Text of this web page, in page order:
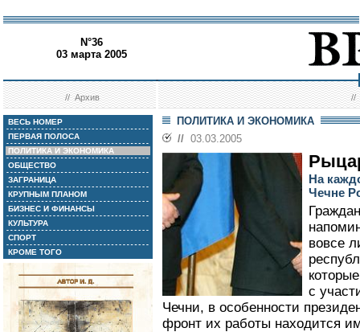
N°36
03 марта 2005
//Архив //
ВЕСЬ НОМЕР
ПЕРВАЯ ПОЛОСА
ПОЛИТИКА И ЭКОНОМИКА
ОБЩЕСТВО
ЗАГРАНИЦА
КРУПНЫМ ПЛАНОМ
БИЗНЕС И ФИНАНСЫ
КУЛЬТУРА
СПОРТ
КРОМЕ ТОГО
ПОЛИТИКА И ЭКОНОМИКА
// 03.03.2005
На
Чечне
вовсе
с
Чечни, в особенности
фронт их работы находится